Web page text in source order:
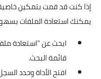
يمكنك استعادة الملفات
قائمة البحث.
افتح الأداة وحدد